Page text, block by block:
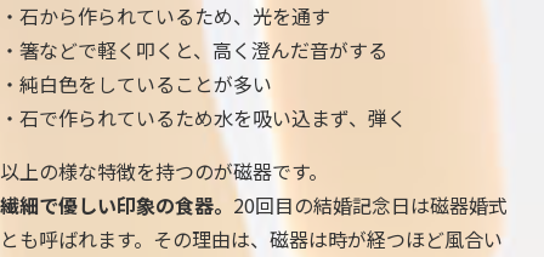
・石から作られているため、光を通す
・箸などで軽く叩くと、高く澄んだ音がする
・純白色をしていることが多い
・石で作られているため水を吸い込まず、弾く
以上の様な特徴を持つのが磁器です。
繊細で優しい印象の食器。 20回目の結婚記念日は磁器婚式
とも呼ばれます。その理由は、磁器は時が経つほど風合い